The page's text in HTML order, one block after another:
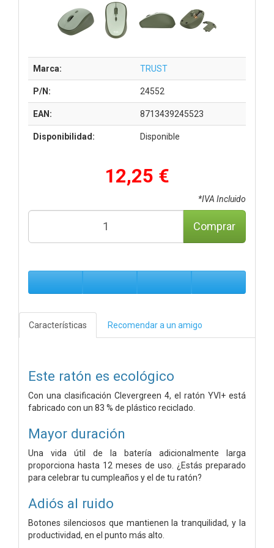
Marca: TRUST
P/N: 24552
EAN: 8713439245523
Disponibilidad: Disponible
12,25 €
*IVA Incluido
Comprar
Características Recomendar a un amigo
Este ratón es ecológico
Con una clasificación Clevergreen 4, el ratón YVI+ está
fabricado con un 83 % de plástico reciclado.
Mayor duración
Una vida útil de la batería adicionalmente larga
proporciona hasta 12 meses de uso. ¿Estás preparado
para celebrar tu cumpleaños y el de tu ratón?
Adiós al ruido
Botones silenciosos que mantienen la tranquilidad, y la
productividad, en el punto más alto.